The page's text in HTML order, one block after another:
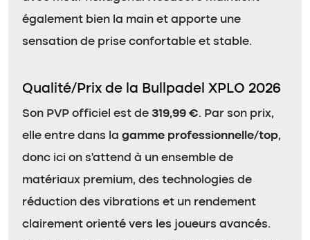
également bien la main et apporte une
sensation de prise confortable et stable.
Qualité/Prix de la Bullpadel XPLO 2026
Son PVP officiel est de 319,99 €. Par son prix,
elle entre dans la gamme professionnelle/top,
donc ici on s’attend à un ensemble de
matériaux premium, des technologies de
réduction des vibrations et un rendement
clairement orienté vers les joueurs avancés.